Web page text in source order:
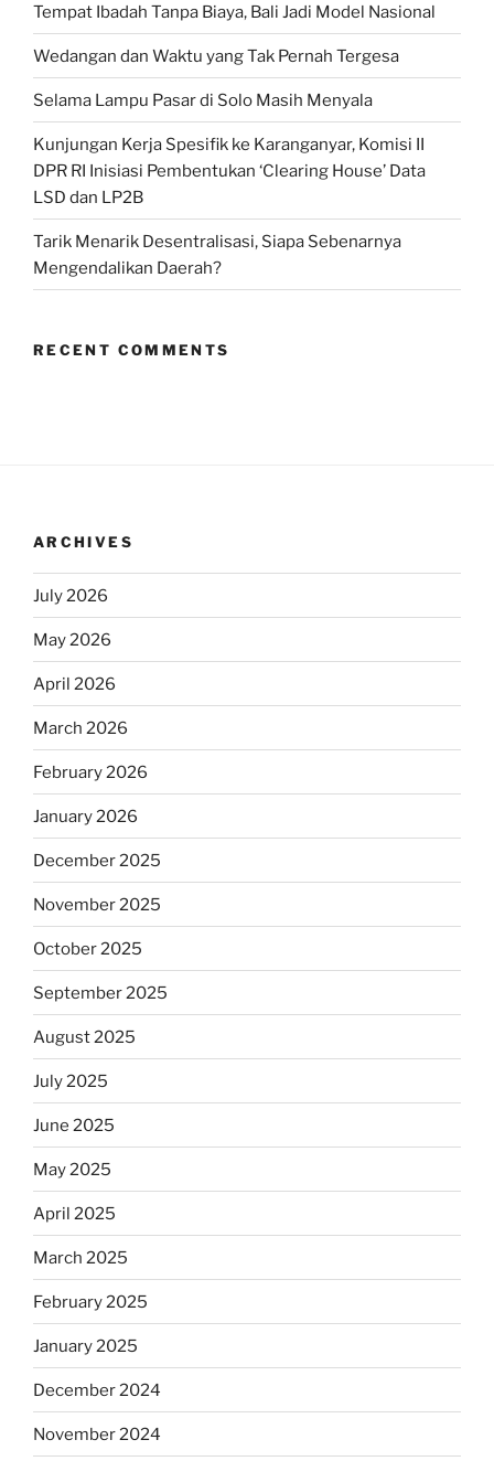
Tempat Ibadah Tanpa Biaya, Bali Jadi Model Nasional
Wedangan dan Waktu yang Tak Pernah Tergesa
Selama Lampu Pasar di Solo Masih Menyala
Kunjungan Kerja Spesifik ke Karanganyar, Komisi II
DPR RI Inisiasi Pembentukan ‘Clearing House’ Data
LSD dan LP2B
Tarik Menarik Desentralisasi, Siapa Sebenarnya
Mengendalikan Daerah?
RECENT COMMENTS
ARCHIVES
July 2026
May 2026
April 2026
March 2026
February 2026
January 2026
December 2025
November 2025
October 2025
September 2025
August 2025
July 2025
June 2025
May 2025
April 2025
March 2025
February 2025
January 2025
December 2024
November 2024